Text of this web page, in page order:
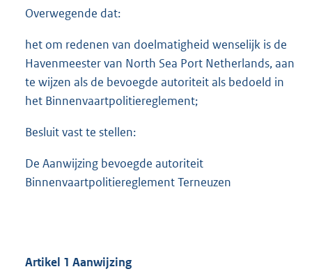
Overwegende dat:
het om redenen van doelmatigheid wenselijk is de
Havenmeester van North Sea Port Netherlands, aan
te wijzen als de bevoegde autoriteit als bedoeld in
het Binnenvaartpolitiereglement;
Besluit vast te stellen:
De Aanwijzing bevoegde autoriteit
Binnenvaartpolitiereglement Terneuzen
Artikel 1 Aanwijzing